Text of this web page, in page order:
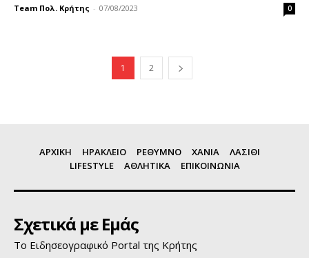
Team Πολ. Κρήτης - 07/08/2023 0
1 2
ΑΡΧΙΚΗ ΗΡΑΚΛΕΙΟ ΡΕΘΥΜΝΟ ΧΑΝΙΑ
ΛΑΣΙΘΙ
LIFESTYLE
ΑΘΛΗΤΙΚΑ ΕΠΙΚΟΙΝΩΝΙΑ
Σχετικά με Εμάς
Το Ειδησεογραφικό Portal της Κρήτης